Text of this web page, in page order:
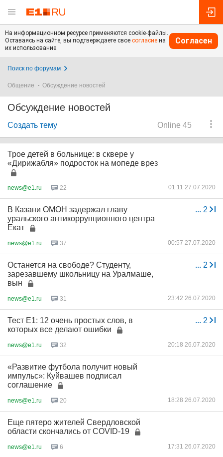
На информационном ресурсе применяются cookie-файлы.
Оставаясь на сайте, вы подтверждаете свое согласие на
их использование.
Согласен
Поиск по форумам
Общение Обсуждение новостей
Обсуждение новостей
Online 45
Создать тему
Трое детей в больнице: в сквере у
«Дирижабля» подросток на мопеде врез
news@e1.ru 22 01:11 27.07.2020
... 2
В Казани ОМОН задержал главу
уральского антикоррупционного центра
Екат
news@e1.ru 37 00:57 27.07.2020
... 2
Останется на свободе? Студенту,
зарезавшему школьницу на Уралмаше,
вын
news@e1.ru 31 23:42 26.07.2020
... 2
Тест E1: 12 очень простых слов, в
которых все делают ошибки
news@e1.ru 32 20:18 26.07.2020
«Развитие футбола получит новый
импульс»: Куйвашев подписал
соглашение
news@e1.ru 20 18:28 26.07.2020
Еще пятеро жителей Свердловской
области скончались от COVID-19
news@e1.ru 6 17:31 26.07.2020